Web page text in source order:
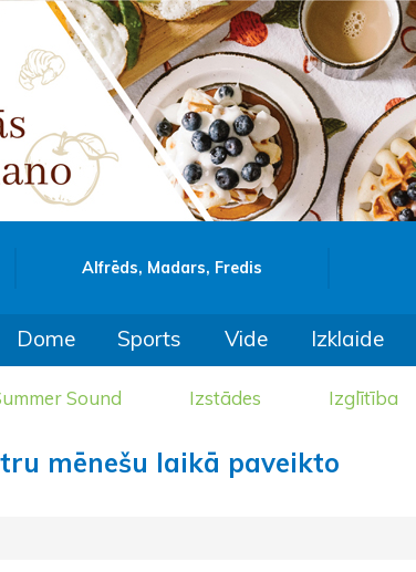
Alfrēds, Madars, Fredis
Dome Sports Vide Izklaide
Sound Izstādes Izglītība
mēnešu laikā paveikto